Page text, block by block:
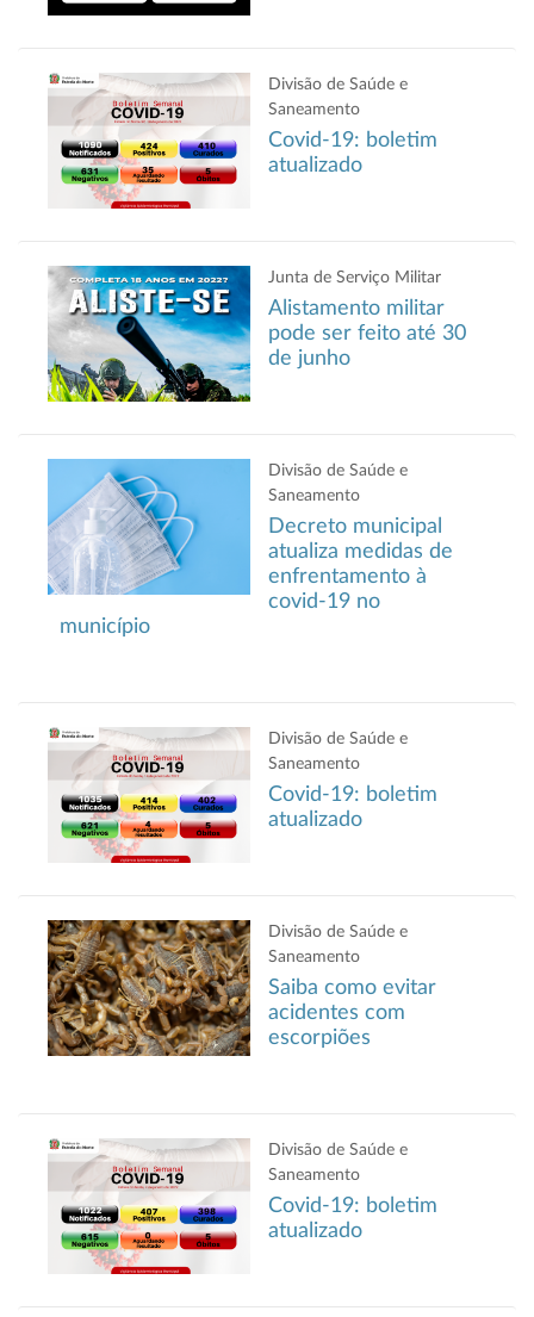
Divisão de Saúde e
Saneamento
Covid-19: boletim
atualizado
Junta de Serviço Militar
Alistamento militar
pode ser feito até 30
de junho
Divisão de Saúde e
Saneamento
Decreto municipal
atualiza medidas de
enfrentamento à
covid-19 no
município
Divisão de Saúde e
Saneamento
Covid-19: boletim
atualizado
Divisão de Saúde e
Saneamento
Saiba como evitar
acidentes com
escorpiões
Divisão de Saúde e
Saneamento
Covid-19: boletim
atualizado